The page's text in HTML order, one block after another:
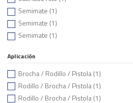
Semimate (1)
Semimate (1)
Semimate (1)
Aplicación
Brocha / Rodillo / Pistola(1)
Rodillo / Brocha / Pistola(1)
Rodillo / Brocha / Pistola(1)